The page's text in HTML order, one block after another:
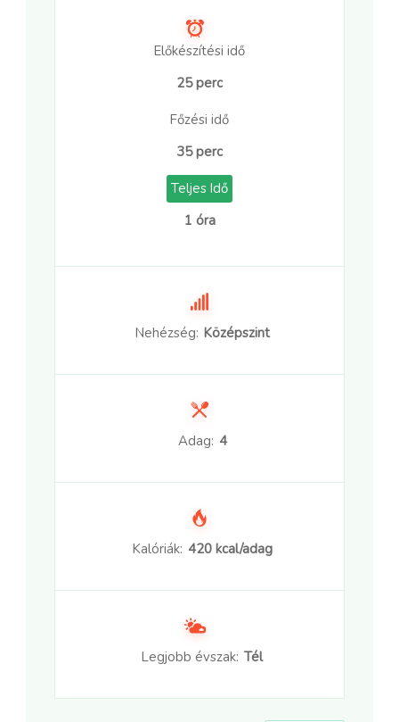
Előkészítési idő
25 perc
Főzési idő
35 perc
Teljes Idő
1 óra
Nehézség: Középszint
Adag: 4
Kalóriák: 420 kcal/adag
Legjobb évszak: Tél